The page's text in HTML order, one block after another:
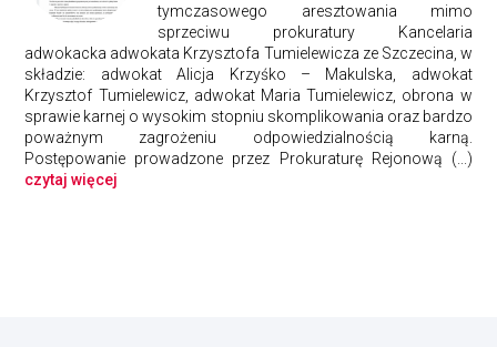
tymczasowego aresztowania mimo
sprzeciwu prokuratury Kancelaria
adwokacka adwokata Krzysztofa Tumielewicza ze Szczecina, w
składzie: adwokat Alicja Krzyśko – Makulska, adwokat
Krzysztof Tumielewicz, adwokat Maria Tumielewicz, obrona w
sprawie karnej o wysokim stopniu skomplikowania oraz bardzo
poważnym zagrożeniu odpowiedzialnością karną.
Postępowanie prowadzone przez Prokuraturę Rejonową (...)
czytaj więcej